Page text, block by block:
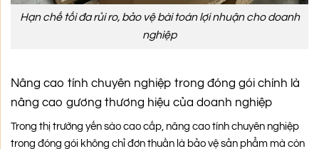
Hạn chế tối đa rủi ro, bảo vệ bài toán lợi nhuận cho doanh
nghiệp
Nâng cao tính chuyên nghiệp trong đóng gói chính là
nâng cao gương thương hiệu của doanh nghiệp
Trong thị trường yến sào cao cấp, nâng cao tính chuyên nghiệp
trong đóng gói không chỉ đơn thuần là bảo vệ sản phẩm mà còn